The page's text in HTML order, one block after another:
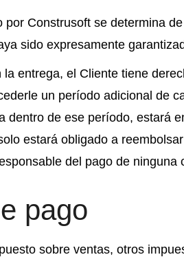
Construsoft se determina
sido expresamente
entrega, el Cliente tiene
un período adicional de
dentro de ese período, estará
estará obligado a
del pago de ninguna
pago
sobre ventas, otros